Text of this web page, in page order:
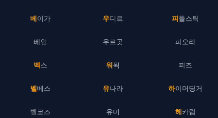
베이가
베인
벡스
벨베스
벨코즈
우디르
우르곳
워윅
유나라
유미
피들스틱
피오라
피즈
하이머딩거
헤카림